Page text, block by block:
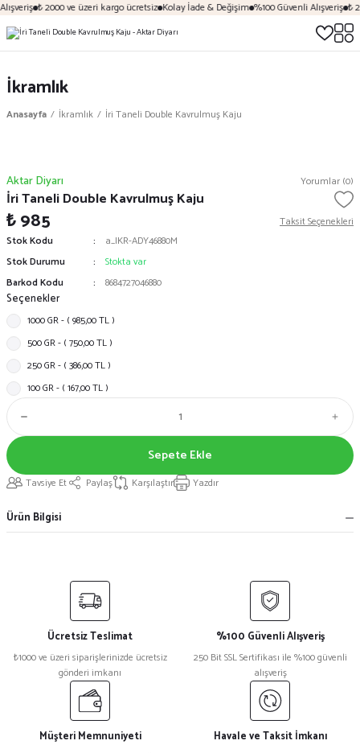
₺ 2000 ve üzeri kargo ücretsiz Kolay İade & Değişim %100 Güvenli Alışveriş ₺
İkramlık
Anasayfa İkramlık İri Taneli Double Kavrulmuş Kaju
Aktar Diyarı Yorumlar (0)
İri Taneli Double Kavrulmuş Kaju
₺ 985
Taksit Seçenekleri
Stok Kodu
a_IKR-ADY46880M
Stok Durumu
Stokta var
Barkod Kodu
8684727046880
Seçenekler
1000 GR - ( 985,00 TL )
500 GR - ( 750,00 TL )
250 GR - ( 386,00 TL )
100 GR - ( 167,00 TL )
Sepete Ekle
Tavsiye Et Paylaş Karşılaştır Yazdır
Ürün Bilgisi
Ücretsiz Teslimat
₺1000 ve üzeri siparişlerinizde ücretsiz
gönderi imkanı
%100 Güvenli Alışveriş
250 Bit SSL Sertifikası ile %100 güvenli
alışveriş
Müşteri Memnuniyeti Havale ve Taksit İmkanı